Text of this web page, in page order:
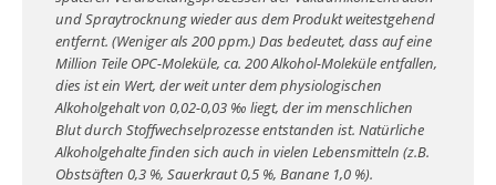
und Spraytrocknung wieder aus dem Produkt weitestgehend
entfernt. (Weniger als 200 ppm.) Das bedeutet, dass auf eine
Million Teile OPC-Moleküle, ca. 200 Alkohol-Moleküle entfallen,
dies ist ein Wert, der weit unter dem physiologischen
Alkoholgehalt von 0,02-0,03 ‰ liegt, der im menschlichen
Blut durch Stoffwechselprozesse entstanden ist. Natürliche
Alkoholgehalte finden sich auch in vielen Lebensmitteln (z.B.
Obstsäften 0,3 %, Sauerkraut 0,5 %, Banane 1,0 %).